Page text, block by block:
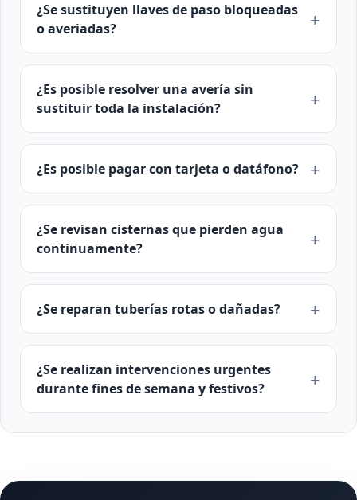
¿Se sustituyen llaves de paso bloqueadas
o averiadas?
¿Es posible resolver una avería sin
sustituir toda la instalación?
¿Es posible pagar con tarjeta o datáfono?
¿Se revisan cisternas que pierden agua
continuamente?
¿Se reparan tuberías rotas o dañadas?
¿Se realizan intervenciones urgentes
durante fines de semana y festivos?